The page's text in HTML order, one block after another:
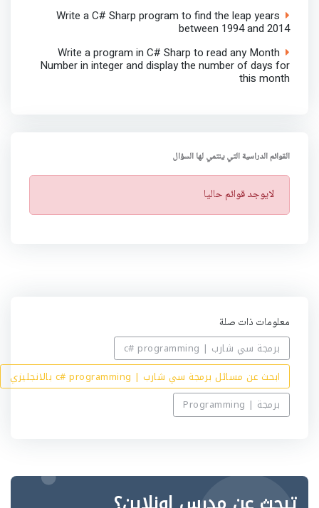
Write a C# Sharp program to find the leap years
between 1994 and 2014
Write a program in C# Sharp to read any Month
Number in integer and display the number of days for
this month
القوائم الدراسية التي ينتمي لها السؤال
ت
ن
لايوجد قوائم حاليا
معلومات ذات صلة
برمجة سي شارب | c# programming
ابحث عن مسائل برمجة سي شارب | c# programming بالانجليزي
برمجة | Programming